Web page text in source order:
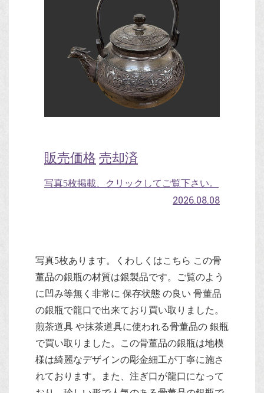
販売価格 売却済
写真5枚掲載、クリックしてご覧下さい。
2026.08.08
写真5枚あります。くわしくはこちら この骨
董品の銀瓶の材質は銀製品です。ご覧のよう
に凹み等無く非常に 保存状態 の良い 骨董品
の銀瓶で龍口で出来ており買い取りました。
煎茶道具 や抹茶道具に使われる骨董品の 銀瓶
で買い取りました。この骨董品の銀瓶は地模
様は綺麗なデザインの彫金細工が丁寧に施さ
れております。また、注ぎ口が龍口になって